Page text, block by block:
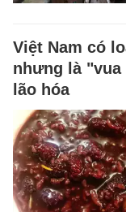
Việt Nam có
nhưng là
lão hóa